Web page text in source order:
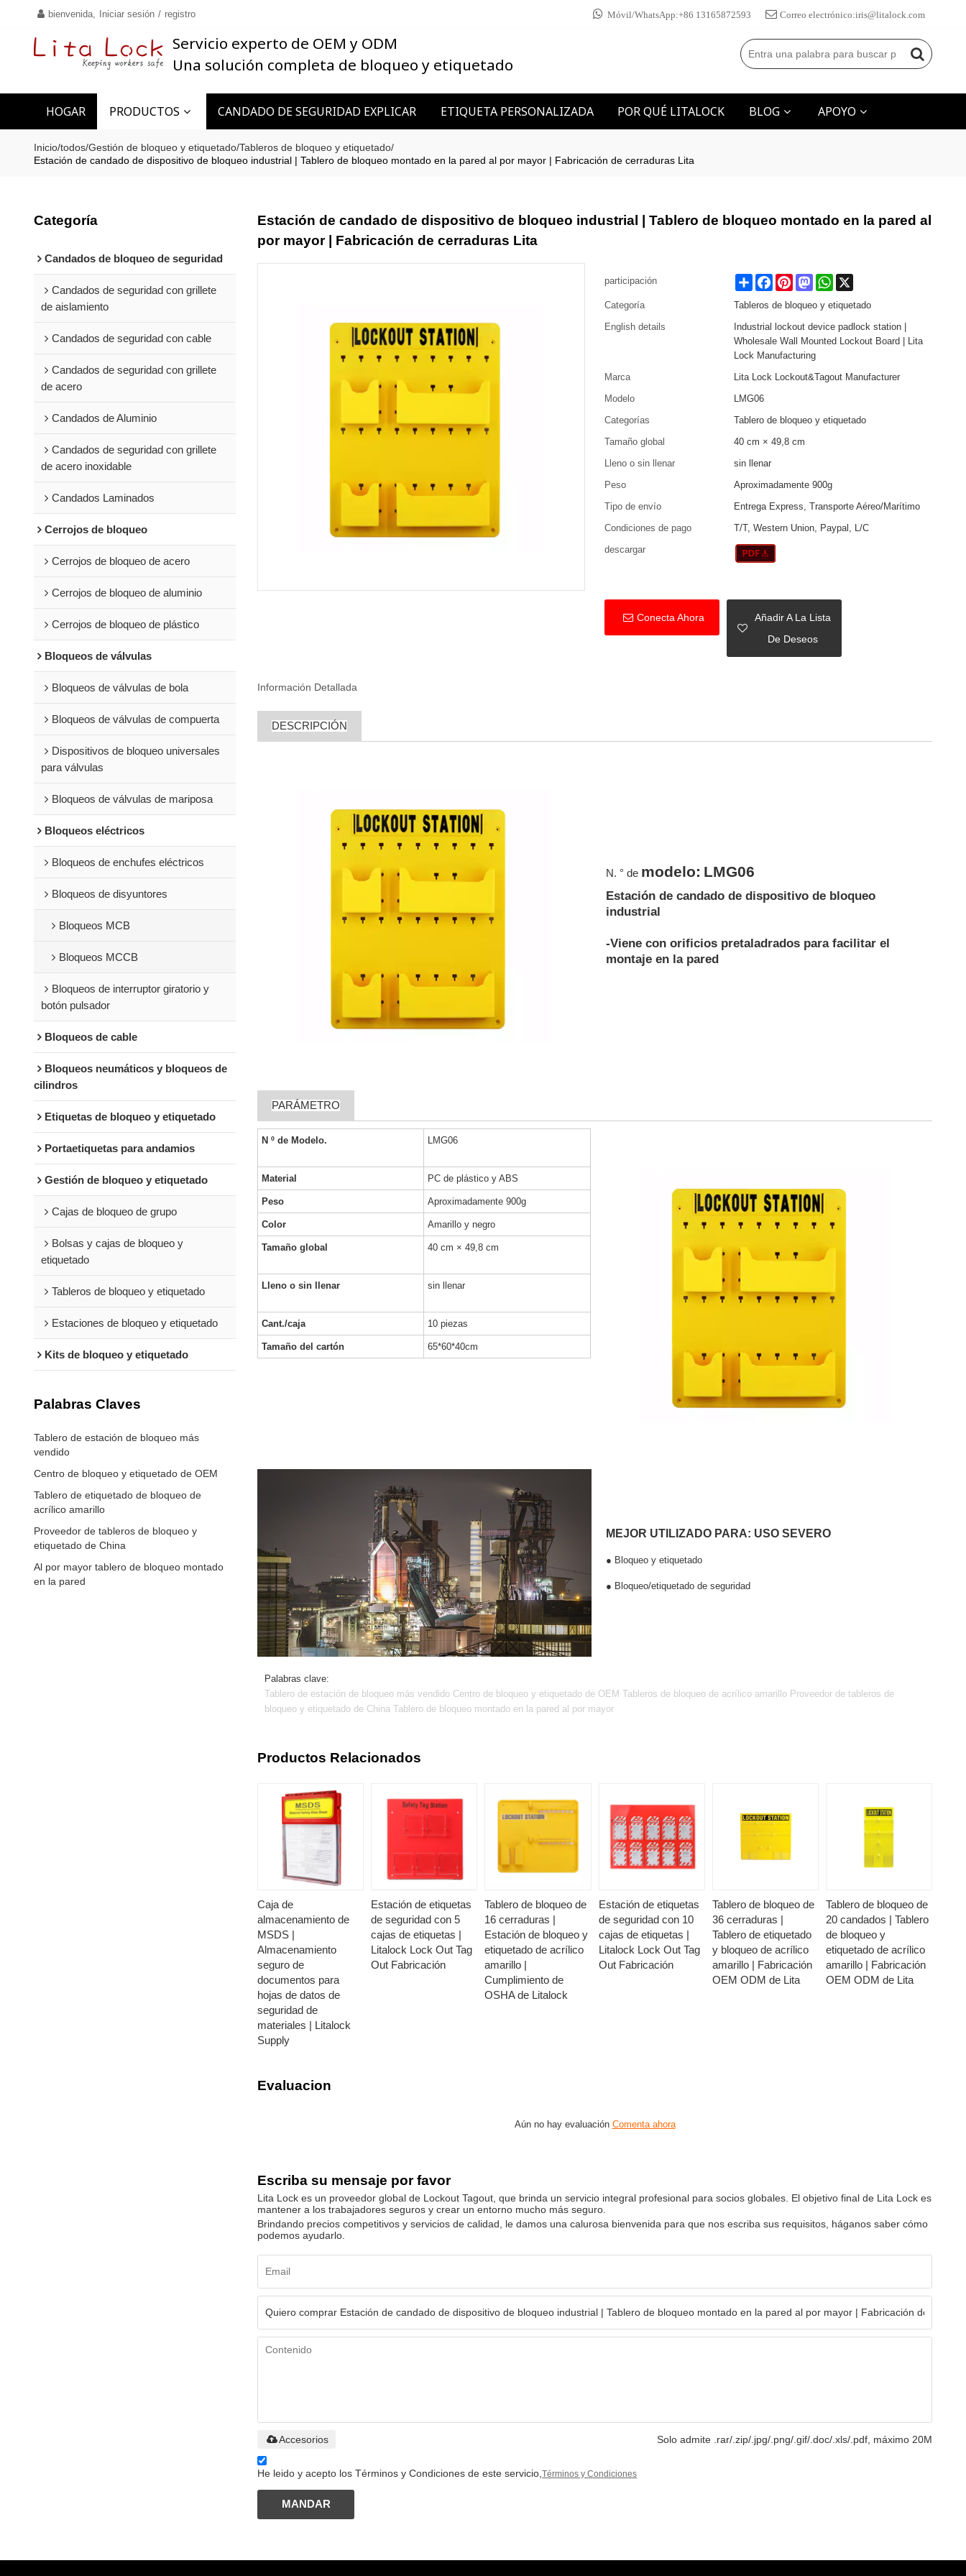
bienvenida, Iniciar sesión / registro Móvil/WhatsApp:+86 13165872593 Correo electrónico:iris@litalock.com
Servicio experto de OEM y ODM
Una solución completa de bloqueo y etiquetado
HOGAR PRODUCTOS CANDADO DE SEGURIDAD EXPLICAR ETIQUETA PERSONALIZADA POR QUÉ LITALOCK BLOG APOYO
CONTACTO
Inicio/todos/Gestión de bloqueo y etiquetado/Tableros de bloqueo y etiquetado/
Estación de candado de dispositivo de bloqueo industrial | Tablero de bloqueo montado en la pared al por mayor | Fabricación de cerraduras Lita
Categoría
Candados de bloqueo de seguridad
Candados de seguridad con grillete
de aislamiento
Candados de seguridad con cable
Candados de seguridad con grillete
de acero
Candados de Aluminio
Candados de seguridad con grillete
de acero inoxidable
Candados Laminados
Cerrojos de bloqueo
Cerrojos de bloqueo de acero
Cerrojos de bloqueo de aluminio
Cerrojos de bloqueo de plástico
Bloqueos de válvulas
Bloqueos de válvulas de bola
Bloqueos de válvulas de compuerta
Dispositivos de bloqueo universales
para válvulas
Bloqueos de válvulas de mariposa
Bloqueos eléctricos
Bloqueos de enchufes eléctricos
Bloqueos de disyuntores
Bloqueos MCB
Bloqueos MCCB
Bloqueos de interruptor giratorio y
botón pulsador
Bloqueos de cable
Bloqueos neumáticos y bloqueos de
cilindros
Etiquetas de bloqueo y etiquetado
Portaetiquetas para andamios
Gestión de bloqueo y etiquetado
Cajas de bloqueo de grupo
Bolsas y cajas de bloqueo y
etiquetado
Tableros de bloqueo y etiquetado
Estaciones de bloqueo y etiquetado
Kits de bloqueo y etiquetado
Palabras Claves
Tablero de estación de bloqueo más
vendido
Centro de bloqueo y etiquetado de OEM
Tablero de etiquetado de bloqueo de
acrílico amarillo
Proveedor de tableros de bloqueo y
etiquetado de China
Al por mayor tablero de bloqueo montado
en la pared
Estación de candado de dispositivo de bloqueo industrial | Tablero de bloqueo montado en la pared al
por mayor | Fabricación de cerraduras Lita
participación ShareFacebook
PinterestMastodon
WhatsApp
X
Categoría
Tableros de bloqueo y etiquetado
English details
Industrial lockout device padlock station |
Wholesale Wall Mounted Lockout Board | Lita
Lock Manufacturing
Marca
Lita Lock Lockout&Tagout Manufacturer
Modelo
LMG06
Categorías
Tablero de bloqueo y etiquetado
Tamaño global
40 cm × 49,8 cm
Lleno o sin llenar
sin llenar
Peso
Aproximadamente 900g
Tipo de envío
Entrega Express, Transporte Aéreo/Marítimo
Condiciones de pago
T/T, Western Union, Paypal, L/C
descargar
Conecta Ahora
Añadir A La Lista
De Deseos
Información Detallada
DESCRIPCIÓN
N. ° de modelo: LMG06
Estación de candado de dispositivo de bloqueo
industrial
-Viene con orificios pretaladrados para facilitar el
montaje en la pared
PARÁMETRO
N º de Modelo. LMG06
Material PC de plástico y ABS
Peso Aproximadamente 900g
Color Amarillo y negro
Tamaño global 40 cm × 49,8 cm
Lleno o sin llenar sin llenar
Cant./caja 10 piezas
Tamaño del cartón 65*60*40cm
MEJOR UTILIZADO PARA: USO SEVERO
● Bloqueo y etiquetado
● Bloqueo/etiquetado de seguridad
Palabras clave:
Tablero de estación de bloqueo más vendido Centro de bloqueo y etiquetado de OEM Tableros de bloqueo de acrílico amarillo Proveedor de tableros de
bloqueo y etiquetado de China Tablero de bloqueo montado en la pared al por mayor
Productos Relacionados
Caja de
almacenamiento de
MSDS |
Almacenamiento
seguro de
documentos para
hojas de datos de
seguridad de
materiales | Litalock
Supply
Estación de etiquetas
de seguridad con 5
cajas de etiquetas |
Litalock Lock Out Tag
Out Fabricación
Tablero de bloqueo de
16 cerraduras |
Estación de bloqueo y
etiquetado de acrílico
amarillo |
Cumplimiento de
OSHA de Litalock
Estación de etiquetas
de seguridad con 10
cajas de etiquetas |
Litalock Lock Out Tag
Out Fabricación
Tablero de bloqueo de
36 cerraduras |
Tablero de etiquetado
y bloqueo de acrílico
amarillo | Fabricación
OEM ODM de Lita
Tablero de bloqueo de
20 candados | Tablero
de bloqueo y
etiquetado de acrílico
amarillo | Fabricación
OEM ODM de Lita
Evaluacion
Aún no hay evaluación Comenta ahora
Escriba su mensaje por favor
Lita Lock es un proveedor global de Lockout Tagout, que brinda un servicio integral profesional para socios globales. El objetivo final de Lita Lock es
mantener a los trabajadores seguros y crear un entorno mucho más seguro.
Brindando precios competitivos y servicios de calidad, le damos una calurosa bienvenida para que nos escriba sus requisitos, háganos saber cómo
podemos ayudarlo.
Solo admite .rar/.zip/.jpg/.png/.gif/.doc/.xls/.pdf, máximo 20M
Accesorios
He leido y acepto los Términos y Condiciones de este servicio,Términos y Condiciones
MANDAR